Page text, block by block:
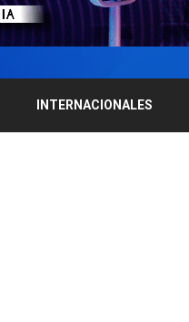
INTERNACIONALES